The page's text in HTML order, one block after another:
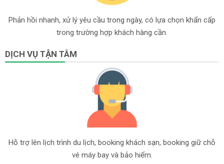
Phản hồi nhanh, xử lý yêu cầu trong ngày, có lựa chọn khẩn cấp
trong trường hợp khách hàng cần.
DỊCH VỤ TẬN TÂM
Hỗ trợ lên lịch trình du lịch, booking khách sạn, booking giữ chỗ
vé máy bay và bảo hiểm.